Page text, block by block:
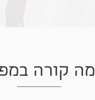
מה קורה